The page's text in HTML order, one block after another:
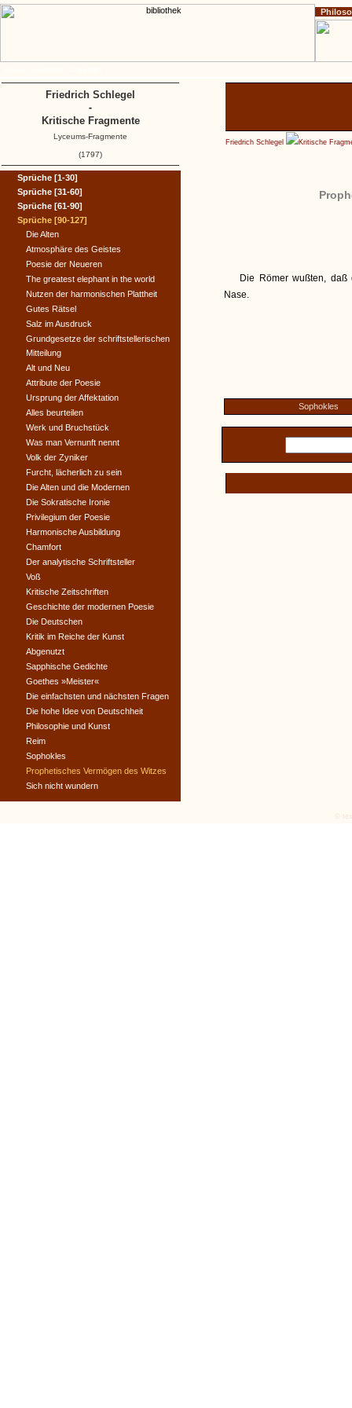
Friedrich Schlegel Kritische
Die Römer wußten,
Nase.
Sophokles
Sprüche [1-30]
Sprüche [31-60]
Sprüche [61-90]
Sprüche [90-127]
Die Alten
Atmosphäre des Geistes
Poesie der Neueren
The greatest elephant in the world
Nutzen der harmonischen Plattheit
Gutes Rätsel
Salz im Ausdruck
Grundgesetze der schriftstellerischen
Mitteilung
Alt und Neu
Attribute der Poesie
Ursprung der Affektation
Alles beurteilen
Werk und Bruchstück
Was man Vernunft nennt
Volk der Zyniker
Furcht, lächerlich zu sein
Die Alten und die Modernen
Die Sokratische Ironie
Privilegium der Poesie
Harmonische Ausbildung
Chamfort
Der analytische Schriftsteller
Voß
Kritische Zeitschriften
Geschichte der modernen Poesie
Die Deutschen
Kritik im Reiche der Kunst
Abgenutzt
Sapphische Gedichte
Goethes »Meister«
Die einfachsten und nächsten Fragen
Die hohe Idee von Deutschheit
Philosophie und Kunst
Reim
Sophokles
Prophetisches Vermögen des Witzes
Sich nicht wundern
Friedrich Schlegel
-
Kritische Fragmente
Lyceums-Fragmente
(1797)